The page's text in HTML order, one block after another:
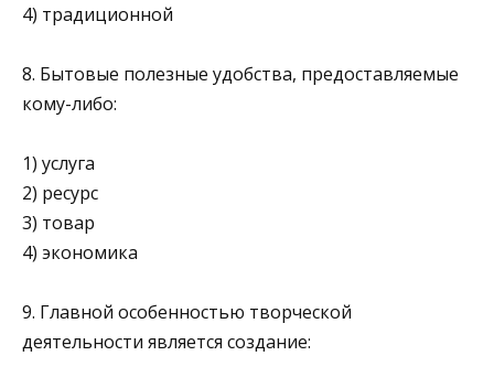
4) традиционной
8. Бытовые полезные удобства, предоставляемые
кому-либо:
1) услуга
2) ресурс
3) товар
4) экономика
9. Главной особенностью творческой
деятельности является создание: